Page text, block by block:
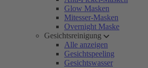
Glow Masken
Mitesser-Masken
Overnight Maske
Gesichtsreinigung
Alle anzeigen
Gesichtspeeling
Gesichtswasser